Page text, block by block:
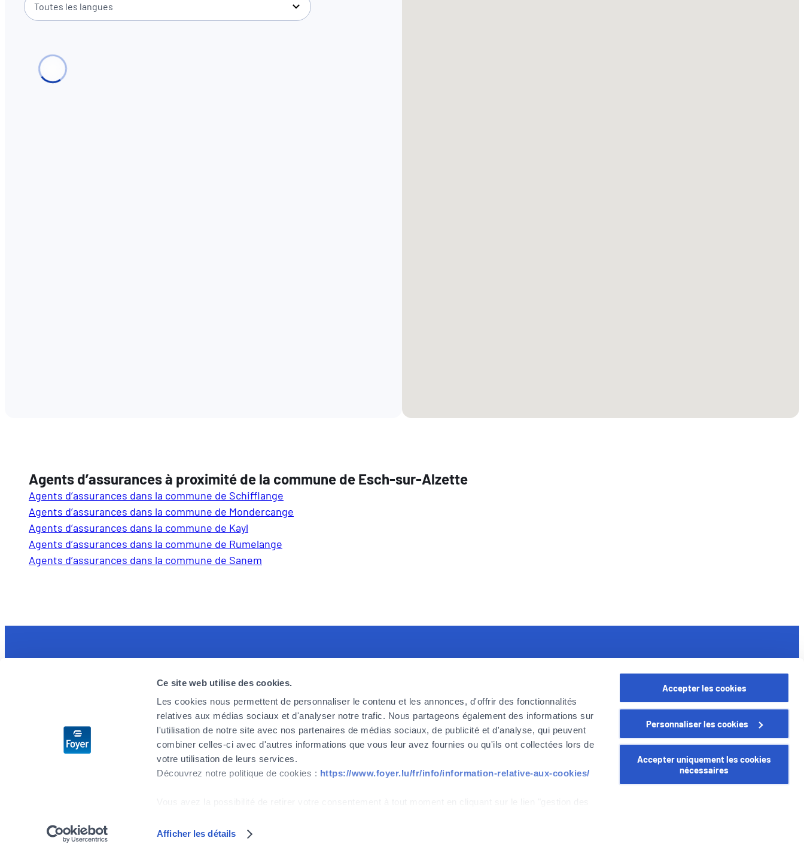
Ce site web utilise des cookies.
Les cookies nous permettent de personnaliser le contenu et les annonces, d'offrir des fonctionnalités
relatives aux médias sociaux et d'analyser notre trafic. Nous partageons également des informations sur
l'utilisation de notre site avec nos partenaires de médias sociaux, de publicité et d'analyse, qui peuvent
combiner celles-ci avec d'autres informations que vous leur avez fournies ou qu'ils ont collectées lors de
votre utilisation de leurs services.
Découvrez notre politique de cookies : https://www.foyer.lu/fr/info/information-relative-aux-cookies/
Afficher les détails
Accepter les cookies
Personnaliser les cookies
Accepter uniquement les cookies
nécessaires
Toutes les langues
Agents d’assurances à proximité de la commune de Esch-sur-Alzette
Agents d’assurances dans la commune de Schifflange
Agents d’assurances dans la commune de Mondercange
Agents d’assurances dans la commune de Kayl
Agents d’assurances dans la commune de Rumelange
Agents d’assurances dans la commune de Sanem
Découvrez l'application MyFoyer app
Simple et intuitive elle facilitera vos
démarches pour vos remboursements santé.
Vous suivrez vos sinistres en temps réel et
serez rassuré par le rappel d’urgence 24h/24
– 7j/7.
Foyer recrute
Nous recherchons des collaborateurs
engagés, performants et enthousiastes,
prêts à relever nos défis d’aujourd’hui et de
demain. Si vous souhaitez faire partie de
l’aventure alors n’attendez plus.
Foyer Assurances
L-3372 Leudelange
Actuellement fermé
Liens utiles
Foyer en Belgique
Le Groupe Foyer
Carrière
Plan du site Vie privée Mentions légales Conditions générales